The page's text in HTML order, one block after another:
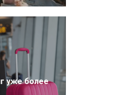
уже более